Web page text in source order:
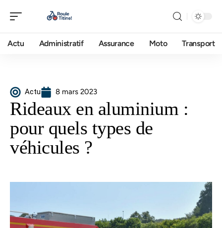
Actu Administratif Assurance Moto Transport
Actu 8 mars 2023
Rideaux en aluminium :
pour quels types de
véhicules ?